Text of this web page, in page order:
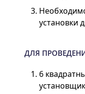
установки
ДЛЯ
6